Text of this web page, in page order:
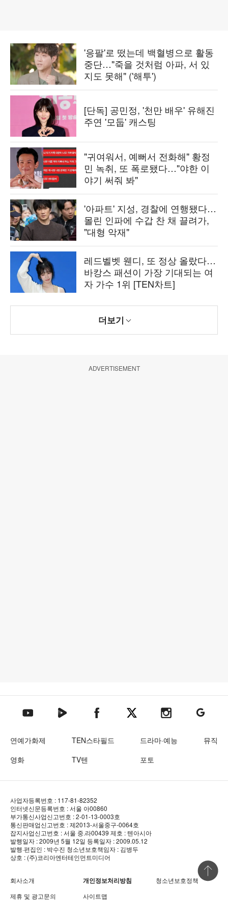
'응팔'로 떴는데 백혈병으로 활동
중단…"죽을 것처럼 아파, 서 있
지도 못해" ('해투')
[단독] 공민정, '천만 배우' 유해진
주연 '모둡' 캐스팅
"귀여워서, 예뻐서 전화해" 황정
민 녹취, 또 폭로됐다…"야한 이
야기 써줘 봐"
'아파트' 지성, 경찰에 연행됐다…
몰린 인파에 수갑 찬 채 끌려가,
"대형 악재"
레드벨벳 웬디, 또 정상 올랐다…
바캉스 패션이 가장 기대되는 여
자 가수 1위 [TEN차트]
더보기
ADVERTISEMENT
텐아시아 유튜브텐아시아 네이버TV텐아시아 페이스북텐아시아 엑스텐아시아 인스타그램
텐아시아
연예가화제 TEN스타필드 드라마·예능
뮤직
영화
TV텐 포토
사업자등록번호 : 117-81-82352
인터넷신문등록번호 : 서울 아00860
부가통신사업신고번호 : 2-01-13-0003호
통신판매업신고번호 : 제2013-서울중구-0064호
잡지사업신고번호 : 서울 중.라00439 제호 : 텐아시아
발행일자 : 2009년 5월 12일 등록일자 : 2009.05.12
발행·편집인 : 박수진 청소년보호책임자 : 김병두
상호 : (주)코리아엔터테인먼트미디어
회사소개 개인정보처리방침
청소년보호정책
제휴 및 광고문의
사이트맵
상단 바로